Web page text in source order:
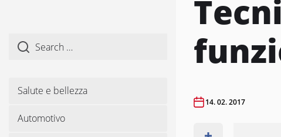
Salute e bellezza
Automotivo
14. 02. 2017